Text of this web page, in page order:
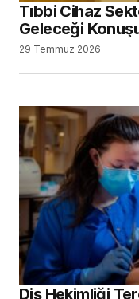
Tıbbi Cihaz
Geleceği
29 Temmuz 2026
Diş Hekimliği